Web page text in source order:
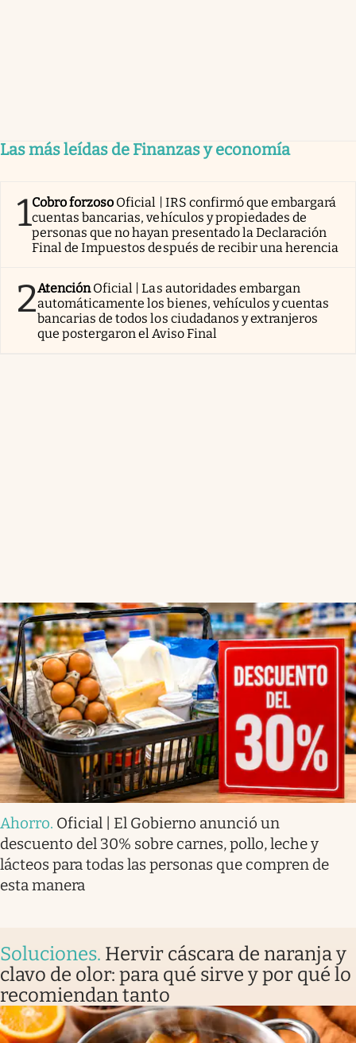
Las más leídas de Finanzas y economía
1Cobro forzoso Oficial | IRS confirmó que embargará
cuentas bancarias, vehículos y propiedades de
personas que no hayan presentado la Declaración
Final de Impuestos después de recibir una herencia
2AtenciónOficial | Las autoridades embargan
automáticamente los bienes, vehículos y cuentas
bancarias de todos los ciudadanos y extranjeros
que postergaron el Aviso Final
Ahorro. Oficial | El Gobierno anunció un
descuento del 30% sobre carnes, pollo, leche y
lácteos para todas las personas que compren de
esta manera
Soluciones. Hervir cáscara de naranja y
clavo de olor: para qué sirve y por qué lo
recomiendan tanto